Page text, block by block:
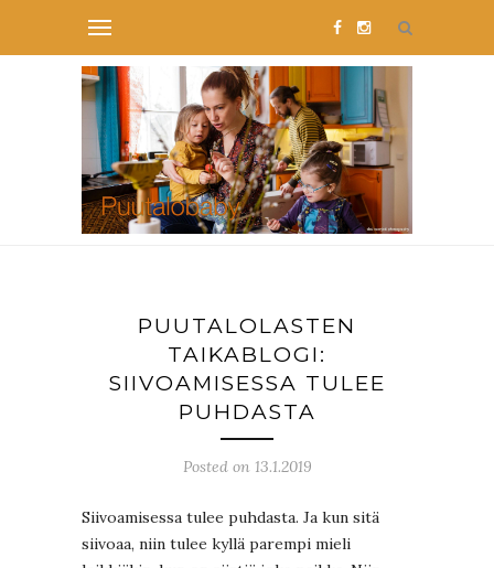
PUUTALOLASTEN
TAIKABLOGI:
SIIVOAMISESSA TULEE
PUHDASTA
Posted on 13.1.2019
Siivoamisessa tulee puhdasta. Ja kun sitä
siivoaa, niin tulee kyllä parempi mieli